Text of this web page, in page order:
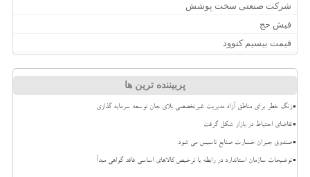
شرکت صنعتی سخت پوشش
فیش حج
قیمت بیسیم کنوود
پربیننده ترین ها
زنگ خطر برای مناطق آزاد مدیریت غیرتخصصی بلای جان توسعه سرمایه گذاری
تقاضای احتیاط در بازار شکل گرفت
صندوق جبران خسارت صنایع تاسیس می شود
توضیحات سازمان استاندارد در رابطه با ترخیص کالاهای اساسی فاقد گواهی مبدأ